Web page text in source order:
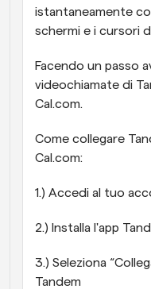
istantaneamente
schermi e i cursori
Facendo un passo
videochiamate di
Cal.com.
Come collegare
Cal.com:
1.) Accedi al tuo
2.) Installa l'app
3.) Seleziona
Tandem